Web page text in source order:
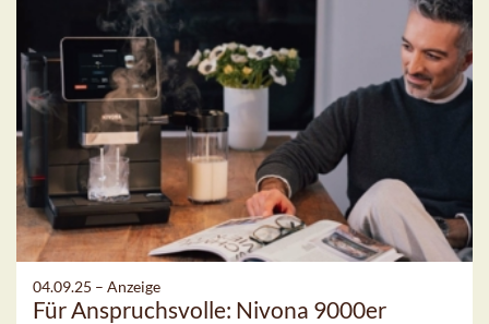
04.09.25 – Anzeige
Für Anspruchsvolle: Nivona 9000er